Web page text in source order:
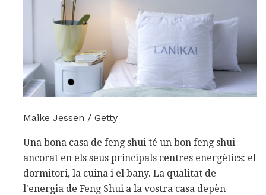
Maike Jessen / Getty
Una bona casa de feng shui té un bon feng shui
ancorat en els seus principals centres energètics: el
dormitori, la cuina i el bany. La qualitat de
l'energia de Feng Shui a la vostra casa depèn